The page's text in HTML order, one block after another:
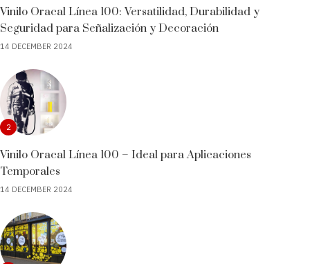
Vinilo Oracal Línea 100: Versatilidad, Durabilidad y
Seguridad para Señalización y Decoración
14 DECEMBER 2024
2
Vinilo Oracal Línea 100 – Ideal para Aplicaciones
Temporales
14 DECEMBER 2024